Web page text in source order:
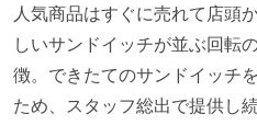
人気商品はすぐに売れて店頭
しいサンドイッチが並ぶ回転
徴。できたてのサンドイッチ
ため、スタッフ総出で提供し